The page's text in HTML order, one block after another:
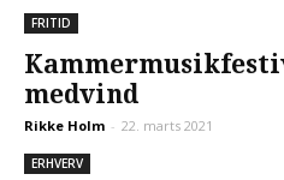
FRITID
medvind
Rikke Holm - 22. marts 2021
ERHVERV